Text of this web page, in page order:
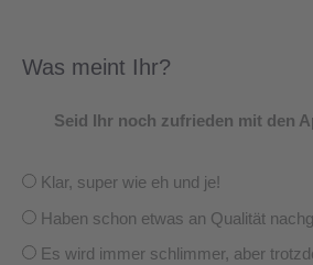
Was meint Ihr?
Seid Ihr noch zufrieden mit den
Klar, super wie eh und je!
Haben schon etwas an Qualität
Es wird immer schlimmer, aber